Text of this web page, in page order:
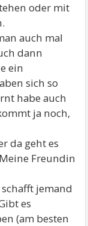
oder mit
auch mal
dann
ein
sich so
habe auch
ja noch,
da geht es
Freundin
jemand
es
(am besten